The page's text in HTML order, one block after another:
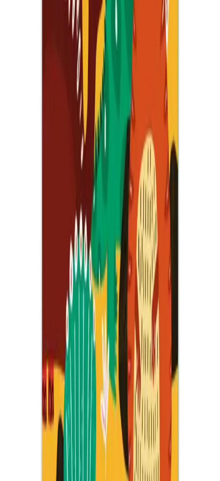
Gönül Yayıncılık'ın mandala boyama setleri, stres atmak ve
yaratıcılığı artırmak isteyenler için ideal. Çocuklar ve yetişkinler için
uygun olan bu setler, canlı renkler ve detaylı desenlerle keyifli
zaman geçirme imkânı sunuyor.
Çocuklar için Renkli Palyaço Kostüm Seti Peruk ve
Burun Aksesuarları
Çocuklar için renkli ve eğlenceli palyaço kostüm seti, peruk ve
burun ile hayal dünyalarını genişletir, kolay kullanım ve yüksek
Daha fazla bilgi edinin
Çocuklar İçin Boyama Ürünleri Karşılaştırması:
Prensesler Kitabı ve Dev Boyama Kağıdı